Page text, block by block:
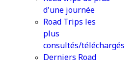
d'une journée
Road Trips les
plus
consultés/téléchargés
Derniers Road